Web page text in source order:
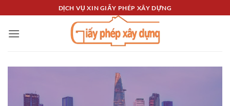
qua
nội
DỊCH VỤ XIN GIẤY PHÉP XÂY DỰNG